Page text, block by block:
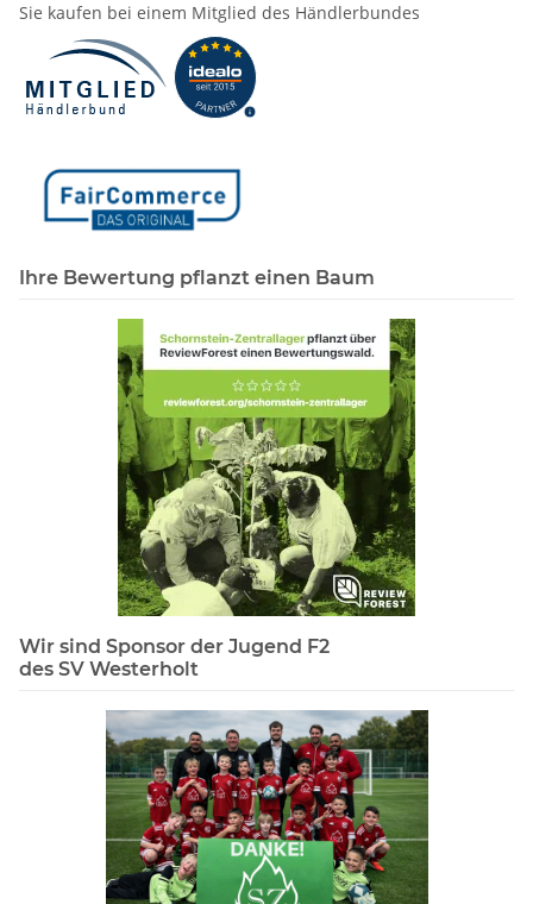
Sie kaufen bei einem Mitglied des Händlerbundes
Ihre Bewertung pflanzt einen Baum
Wir sind Sponsor der Jugend F2
des SV Westerholt